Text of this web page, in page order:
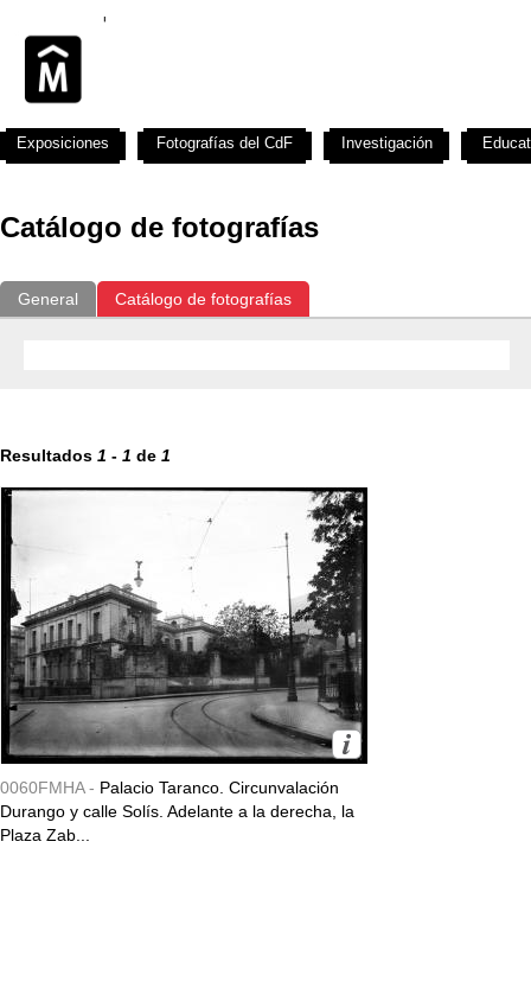
Catálogo de fotografías
General Catálogo de fotografías
Resultados 1 - 1 de 1
0060FMHA - Palacio Taranco. Circunvalación
Durango y calle Solís. Adelante a la derecha, la
Plaza Zab...
Exposiciones Fotografías del CdF Investigación